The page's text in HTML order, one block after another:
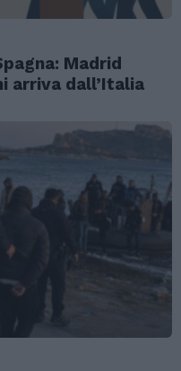
Madrid
arriva dall’Italia